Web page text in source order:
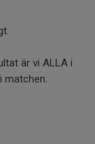
är vi ALLA i
matchen.